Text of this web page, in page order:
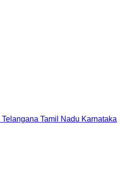
Telangana Tamil Nadu Karnataka